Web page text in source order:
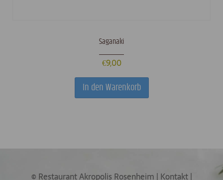
Saganaki
€9,00
In den Warenkorb
© Restaurant Akropolis Rosenheim | Kontakt|